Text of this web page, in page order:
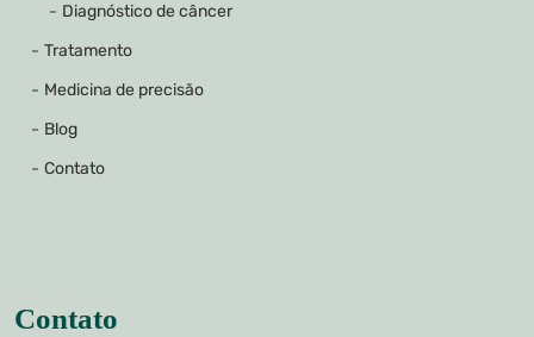
Diagnóstico de câncer
Tratamento
Medicina de precisão
Blog
Contato
Contato